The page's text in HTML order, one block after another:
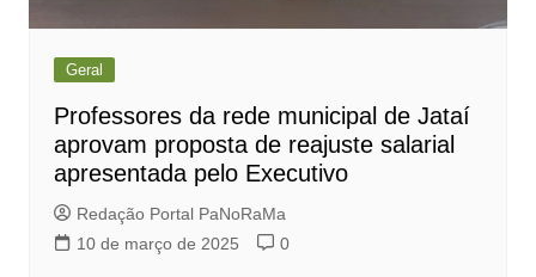
Geral
Professores da rede municipal de Jataí
aprovam proposta de reajuste salarial
apresentada pelo Executivo
Redação Portal PaNoRaMa
10 de março de 2025
0